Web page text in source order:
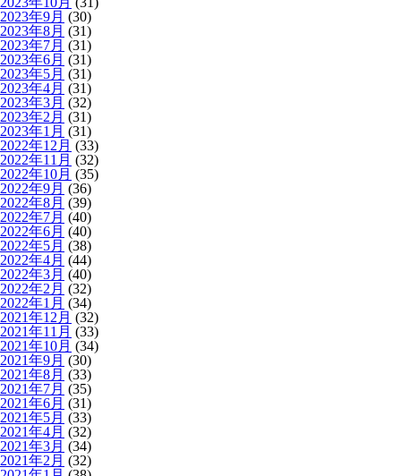
2023年9月 (30)
2023年8月 (31)
2023年7月 (31)
2023年6月 (31)
2023年5月 (31)
2023年4月 (31)
2023年3月 (32)
2023年2月 (31)
2023年1月 (31)
2022年12月 (33)
2022年11月 (32)
2022年10月 (35)
2022年9月 (36)
2022年8月 (39)
2022年7月 (40)
2022年6月 (40)
2022年5月 (38)
2022年4月 (44)
2022年3月 (40)
2022年2月 (32)
2022年1月 (34)
2021年12月 (32)
2021年11月 (33)
2021年10月 (34)
2021年9月 (30)
2021年8月 (33)
2021年7月 (35)
2021年6月 (31)
2021年5月 (33)
2021年4月 (32)
2021年3月 (34)
2021年2月 (32)